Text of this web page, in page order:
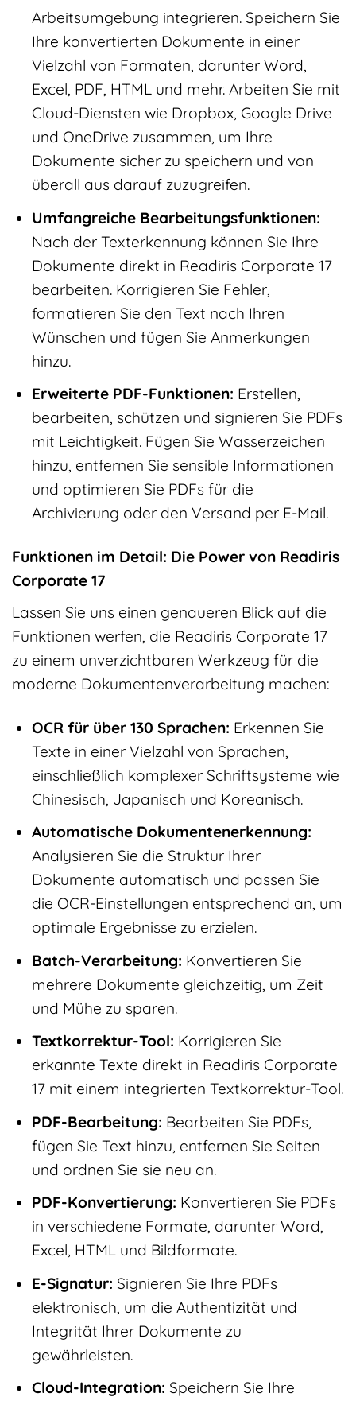
Arbeitsumgebung integrieren. Speichern Sie
Ihre konvertierten Dokumente in einer
Vielzahl von Formaten, darunter Word,
Excel, PDF, HTML und mehr. Arbeiten Sie mit
Cloud-Diensten wie Dropbox, Google Drive
und OneDrive zusammen, um Ihre
Dokumente sicher zu speichern und von
überall aus darauf zuzugreifen.
Umfangreiche Bearbeitungsfunktionen:
Nach der Texterkennung können Sie Ihre
Dokumente direkt in Readiris Corporate 17
bearbeiten. Korrigieren Sie Fehler,
formatieren Sie den Text nach Ihren
Wünschen und fügen Sie Anmerkungen
hinzu.
Erweiterte PDF-Funktionen: Erstellen,
bearbeiten, schützen und signieren Sie PDFs
mit Leichtigkeit. Fügen Sie Wasserzeichen
hinzu, entfernen Sie sensible Informationen
und optimieren Sie PDFs für die
Archivierung oder den Versand per E-Mail.
Funktionen im Detail: Die Power von Readiris
Corporate 17
Lassen Sie uns einen genaueren Blick auf die
Funktionen werfen, die Readiris Corporate 17
zu einem unverzichtbaren Werkzeug für die
moderne Dokumentenverarbeitung machen:
OCR für über 130 Sprachen: Erkennen Sie
Texte in einer Vielzahl von Sprachen,
einschließlich komplexer Schriftsysteme wie
Chinesisch, Japanisch und Koreanisch.
Automatische Dokumentenerkennung:
Analysieren Sie die Struktur Ihrer
Dokumente automatisch und passen Sie
die OCR-Einstellungen entsprechend an, um
optimale Ergebnisse zu erzielen.
Batch-Verarbeitung: Konvertieren Sie
mehrere Dokumente gleichzeitig, um Zeit
und Mühe zu sparen.
Textkorrektur-Tool: Korrigieren Sie
erkannte Texte direkt in Readiris Corporate
17 mit einem integrierten Textkorrektur-Tool.
PDF-Bearbeitung: Bearbeiten Sie PDFs,
fügen Sie Text hinzu, entfernen Sie Seiten
und ordnen Sie sie neu an.
PDF-Konvertierung: Konvertieren Sie PDFs
in verschiedene Formate, darunter Word,
Excel, HTML und Bildformate.
E-Signatur: Signieren Sie Ihre PDFs
elektronisch, um die Authentizität und
Integrität Ihrer Dokumente zu
gewährleisten.
Cloud-Integration: Speichern Sie Ihre